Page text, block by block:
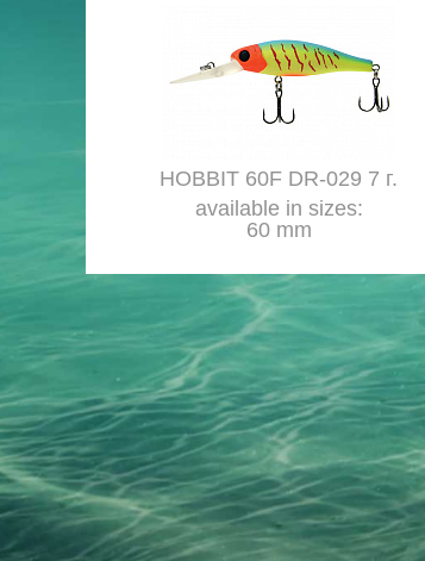
HOBBIT 60F DR-029 7 г.
available in sizes:
60 mm